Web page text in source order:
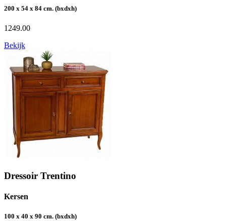
200 x 54 x 84 cm. (bxdxh)
1249.00
Bekijk
Dressoir Trentino
Kersen
100 x 40 x 90 cm. (bxdxh)